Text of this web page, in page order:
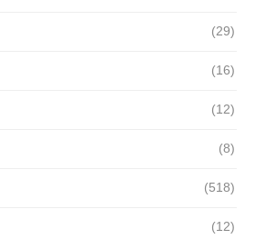
(29)
(16)
(12)
(8)
(518)
(12)